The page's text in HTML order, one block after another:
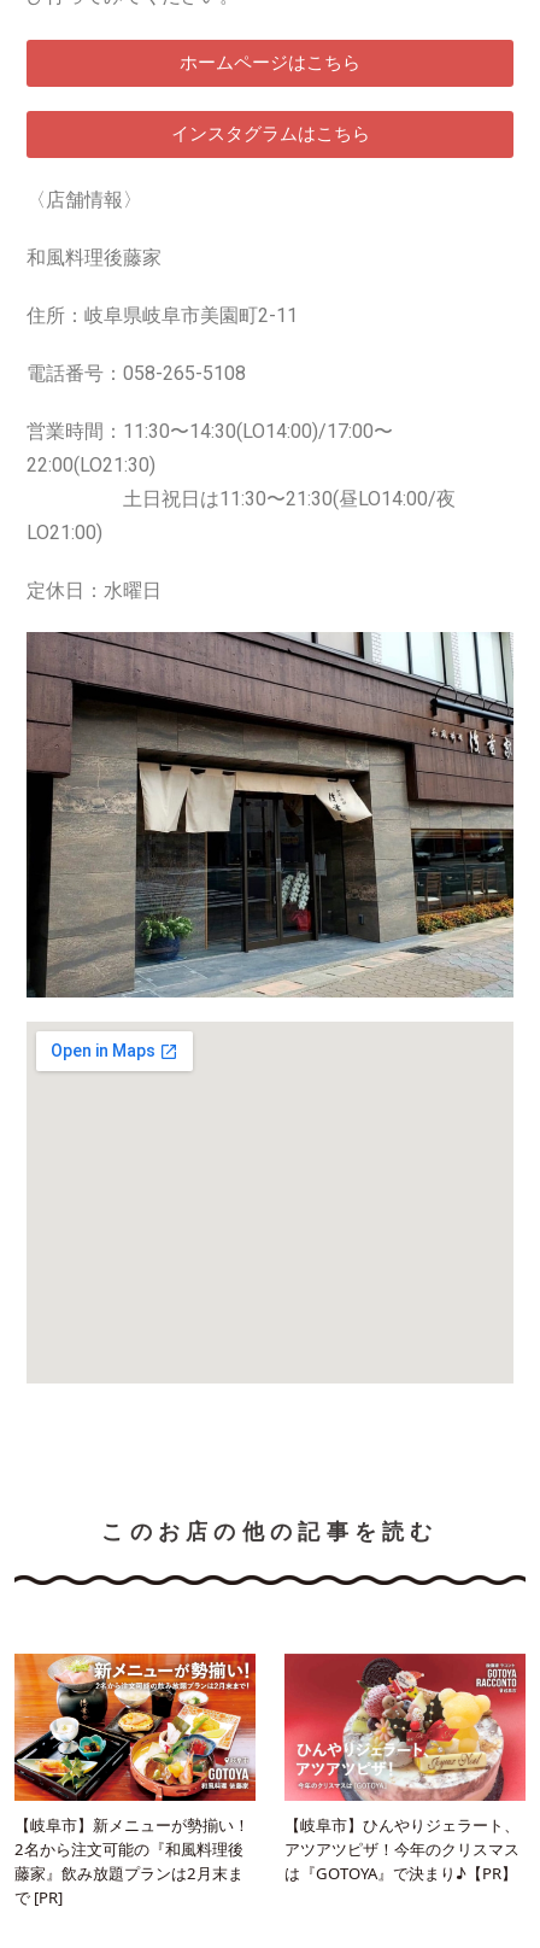
ホームページはこちら
インスタグラムはこちら
〈店舗情報〉
和風料理後藤家
住所：岐阜県岐阜市美園町2-11
電話番号： 058-265-5108
営業時間：11:30〜14:30(LO14:00)/17:00〜
22:00(LO21:30)
土日祝日は11:30〜21:30(昼LO14:00/夜
LO21:00)
定休日：水曜日
このお店の他の記事を読む
【岐阜市】新メニューが勢揃い！
2名から注文可能の『和風料理後
藤家』飲み放題プランは2月末ま
で [PR]
【岐阜市】ひんやりジェラート、
アツアツピザ！今年のクリスマス
は『GOTOYA』で決まり♪【PR】